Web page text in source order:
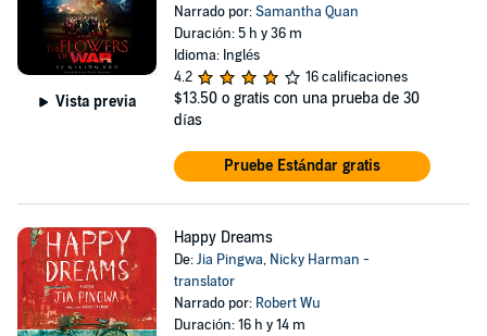
Vista previa
Narrado por:Samantha Quan
Duración: 5 h y 36 m
Idioma: Inglés
4.2
16 calificaciones
$13.50 o gratis con una prueba de 30
días
Pruebe Estándar gratis
Happy Dreams
De:Jia Pingwa, Nicky Harman -
translator
Narrado por: Robert Wu
Duración: 16 h y 14 m